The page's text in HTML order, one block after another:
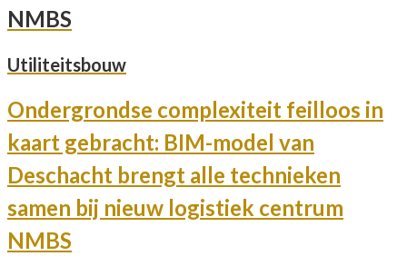
NMBS
Utiliteitsbouw
Ondergrondse complexiteit feilloos in
kaart gebracht: BIM-model van
Deschacht brengt alle technieken
samen bij nieuw logistiek centrum
NMBS